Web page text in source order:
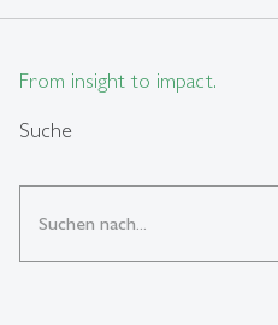
From insight to impact.
Suche